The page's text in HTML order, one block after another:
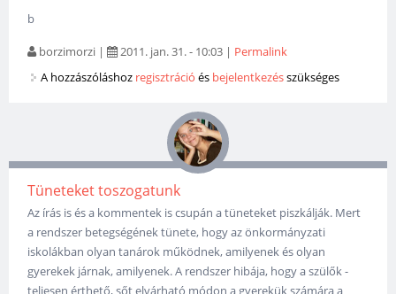
b
borzimorzi | 2011. jan. 31. - 10:03 | Permalink
A hozzászóláshoz regisztráció és bejelentkezésszükséges
Tüneteket toszogatunk
Az írás is és a kommentek is csupán a tüneteket piszkálják. Mert
a rendszer betegségének tünete, hogy az önkormányzati
iskolákban olyan tanárok működnek, amilyenek és olyan
gyerekek járnak, amilyenek. A rendszer hibája, hogy a szülők -
teljesen érthető, sőt elvárható módon a gyerekük számára a